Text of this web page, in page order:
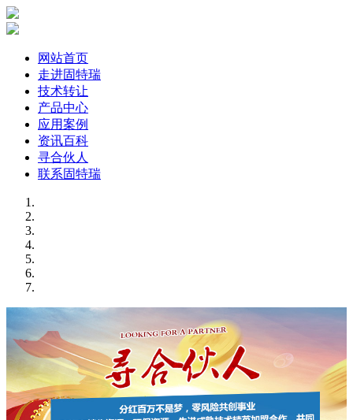
网站首页
走进固特瑞
技术转让
产品中心
应用案例
资讯百科
寻合伙人
联系固特瑞